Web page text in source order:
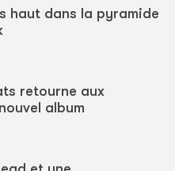
haut dans la pyramide
retourne aux
album